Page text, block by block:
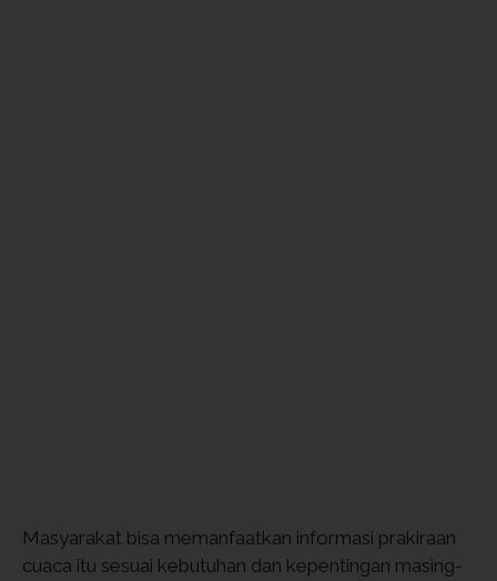
Masyarakat bisa memanfaatkan informasi prakiraan
cuaca itu sesuai kebutuhan dan kepentingan masing-